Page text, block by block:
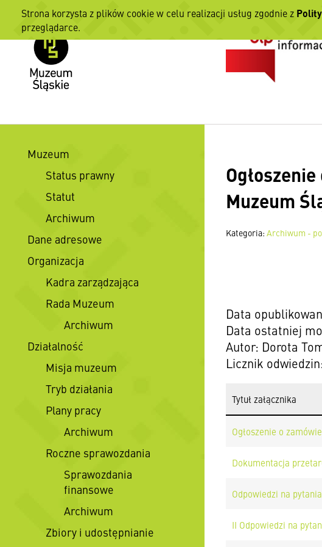
Muzeum
Status prawny
Statut
Archiwum
Dane adresowe
Organizacja
Kadra zarządzająca
Rada Muzeum
Archiwum
Działalność
Misja muzeum
Tryb działania
Plany pracy
Archiwum
Roczne sprawozdania
Sprawozdania
finansowe
Archiwum
Zbiory i udostępnianie
Muzeum
Kategoria: Archiwum -
Data
Data ostatniej
Autor: Dorota
Licznik
Tytuł załącznika
Ogłoszenie o
Dokumentacja
Odpowiedzi na
II Odpowiedzi na
Strona korzysta z plików cookie w celu realizacji usług zgodnie z
przeglądarce.